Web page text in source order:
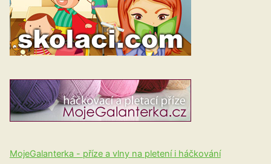
MojeGalanterka - příze a vlny na pletení i háčkování